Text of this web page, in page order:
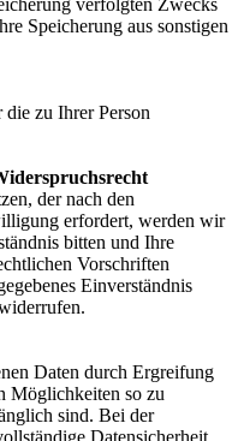
Speicherung aus sonstigen
zu Ihrer Person
der nach den
erfordert, werden wir
bitten und Ihre
Vorschriften
Einverständnis
Daten durch Ergreifung
Möglichkeiten so zu
sind. Bei der
Datensicherheit